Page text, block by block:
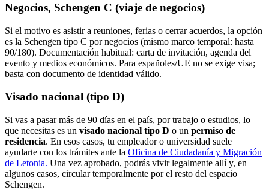
Negocios, Schengen C (viaje de negocios)
Si el motivo es asistir a reuniones, ferias o cerrar acuerdos, la opción
es la Schengen tipo C por negocios (mismo marco temporal: hasta
90/180). Documentación habitual: carta de invitación, agenda del
evento y medios económicos. Para españoles/UE no se exige visa;
basta con documento de identidad válido.
Visado nacional (tipo D)
Si vas a pasar más de 90 días en el país, por trabajo o estudios, lo
que necesitas es un visado nacional tipo D o un permiso de
residencia. En esos casos, tu empleador o universidad suele
ayudarte con los trámites ante la Oficina de Ciudadanía y Migración
de Letonia. Una vez aprobado, podrás vivir legalmente allí y, en
algunos casos, circular temporalmente por el resto del espacio
Schengen.